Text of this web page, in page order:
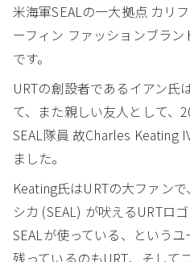
米海軍SEALの一大拠点 カリ
ーフィン ファッションブラン
です。
URTの創設者であるイアン氏
て、また親しい友人として、
SEAL隊員 故Charles Keating
ました。
Keating氏はURTの大ファン
シカ (SEAL) が吠えるURTロ
SEALが使っている、という
残っているのもURT、そして